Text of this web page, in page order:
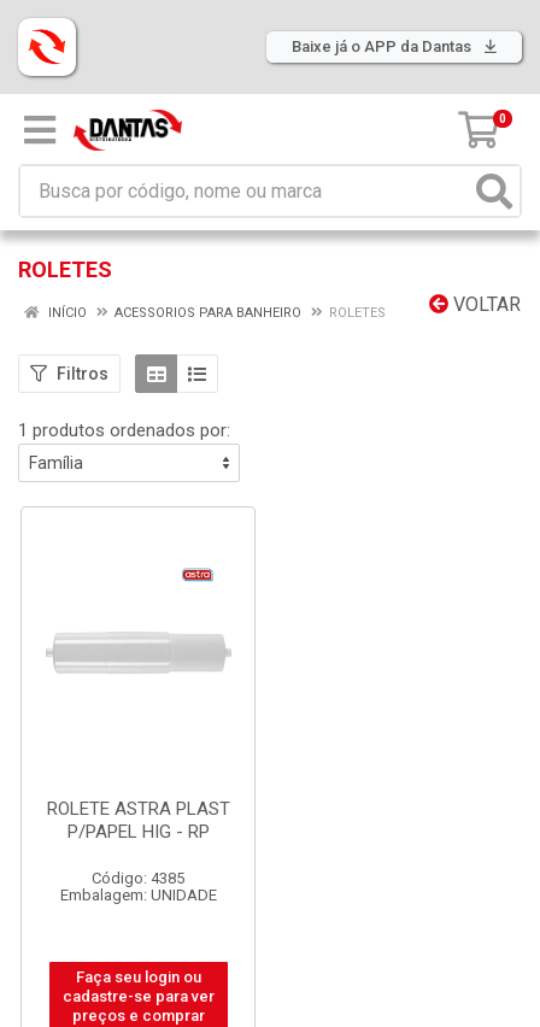
Baixe já o APP da Dantas
0
ROLETES
VOLTAR
INÍCIO ACESSORIOS PARA BANHEIRO ROLETES
Filtros
1 produtos ordenados por:
ROLETE ASTRA PLAST
P/PAPEL HIG - RP
Código: 4385
Embalagem: UNIDADE
Faça seu login ou
cadastre-se para ver
preços e comprar